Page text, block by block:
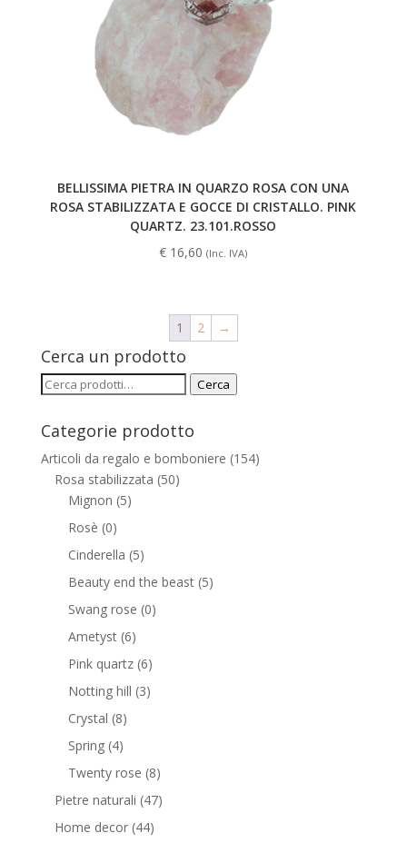
BELLISSIMA PIETRA IN QUARZO ROSA CON UNA
ROSA STABILIZZATA E GOCCE DI CRISTALLO. PINK
QUARTZ. 23.101.ROSSO
€ 16,60 (Inc. IVA)
1 2 →
Cerca un prodotto
Cerca: Cerca
Categorie prodotto
Articoli da regalo e bomboniere (154)
Rosa stabilizzata (50)
Mignon (5)
Rosè (0)
Cinderella (5)
Beauty end the beast (5)
Swang rose (0)
Ametyst (6)
Pink quartz (6)
Notting hill (3)
Crystal (8)
Spring (4)
Twenty rose (8)
Pietre naturali (47)
Home decor (44)